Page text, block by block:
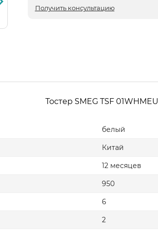
Получить консультацию
Тостер SMEG TSF 01WHMEU
белый
Китай
12 месяцев
950
6
2